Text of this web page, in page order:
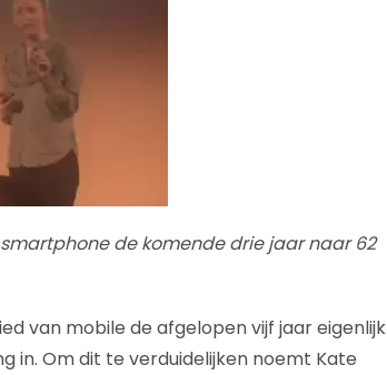
de komende drie jaar naar 62
van mobile de afgelopen vijf jaar eigenlijk
in. Om dit te verduidelijken noemt Kate